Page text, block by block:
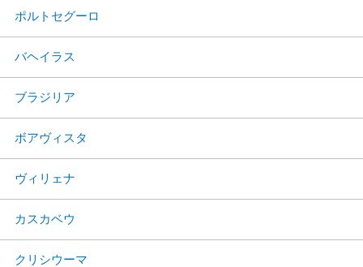
ポルトセグーロ
バヘイラス
ブラジリア
ボアヴィスタ
ヴィリェナ
カスカベウ
クリシウーマ